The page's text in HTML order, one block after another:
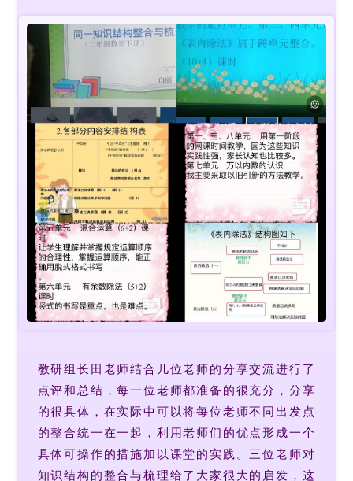
教研组长田老师结合几位老师的分享交流进行了
点评和总结，每一位老师都准备的很充分，分享
的很具体，在实际中可以将每位老师不同出发点
的整合统一在一起，利用老师们的优点形成一个
具体可操作的措施加以课堂的实践。三位老师对
知识结构的整合与梳理给了大家很大的启发，这